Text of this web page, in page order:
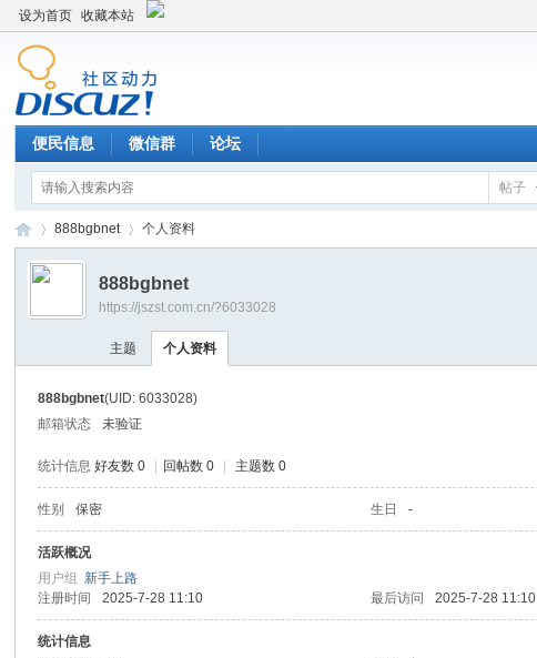
设为首页 收藏本站
便民信息 微信群 论坛
帖子
›
888bgbnet 个人资料
888bgbnet
https://jszst.com.cn/?6033028
主题 个人资料
888bgbnet(UID: 6033028)
邮箱状态
未验证
统计信息 好友数 0 回帖数 0 主题数 0
性别 保密 生日 -
活跃概况
用户组新手上路
注册时间
2025-7-28 11:10 最后访问 2025-7-28 11:10
统计信息